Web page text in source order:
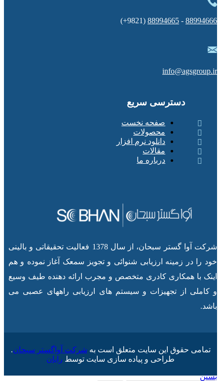
88994666
-
88994665
(9821+)
info@agsgroup.ir
دسترسی سریع
صفحه نخست
محصولات
دانلود نرم افزار
مقالات
درباره ما
شرکت آوا گستر سبحان، از سال 1378 فعالیت تحقیقاتی و بالینی
خود را در زمینه ارزیابی شنوائی و تجویز سمعک آغاز نموده و هم
اینک با همکاری کادری متخصص و مجرب ارائه دهنده طیف وسیع
و کاملی از تجهیزات و سیستم های ارزیابی راههای عصبی می
باشد.
تمامی حقوق این سایت متعلق است به شرکت آواگستر سبحان.
طراحی و پیاده سازی سایت توسط رایان
بستن